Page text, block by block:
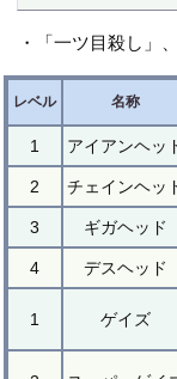
・「一ツ目殺し」
レベル 名称
1 アイアンヘッ
2 チェインヘッ
3 ギガヘッド
4 デスヘッド
1 ゲイズ